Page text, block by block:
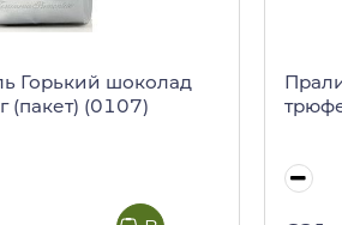
Горький шоколад
(пакет) (0107)